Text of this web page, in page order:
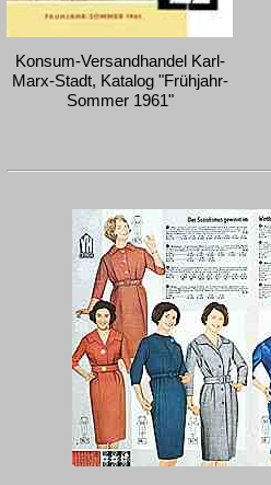
Konsum-Versandhandel Karl-
Marx-Stadt, Katalog "Frühjahr-
Sommer 1961"